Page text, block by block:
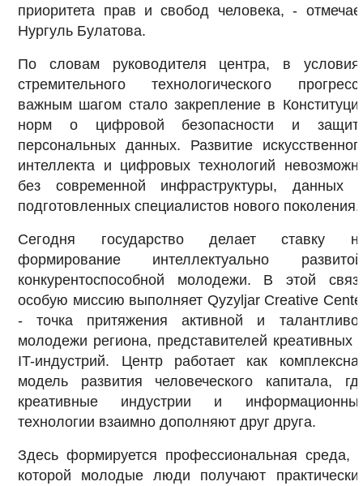
приоритета прав и свобод человека, -
Нургуль Булатова.
По словам руководителя центра, в
стремительного технологического
важным шагом стало закрепление в
норм о цифровой безопасности и
персональных данных. Развитие
интеллекта и цифровых технологий
без современной инфраструктуры, данных
подготовленных специалистов нового поколения.
Сегодня государство делает ставку
формирование интеллектуально
конкурентоспособной молодежи. В этой
особую миссию выполняет Qyzyljar Creative
- точка притяжения активной и
молодежи региона, представителей креативных
IT-индустрий. Центр работает как
модель развития человеческого капитала,
креативные индустрии и
технологии взаимно дополняют друг друга.
Здесь формируется профессиональная среда,
которой молодые люди получают